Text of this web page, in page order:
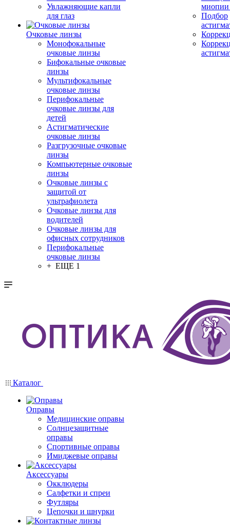
Увлажняющие капли
для глаз
Очковые линзы
Монофокальные
очковые линзы
Бифокальные очковые
линзы
Мультифокальные
очковые линзы
Перифокальные
очковые линзы для
детей
Астигматические
очковые линзы
Разгрузочные очковые
линзы
Компьютерные очковые
линзы
Очковые линзы с
защитой от
ультрафиолета
Очковые линзы для
водителей
Очковые линзы для
офисных сотрудников
Перифокальные
очковые линзы
+ ЕЩЕ 1
миопии
Подбор
Каталог
Оправы
Медицинские оправы
Солнцезащитные
оправы
Спортивные оправы
Имиджевые оправы
Аксессуары
Окклюдеры
Салфетки и спреи
Футляры
Цепочки и шнурки